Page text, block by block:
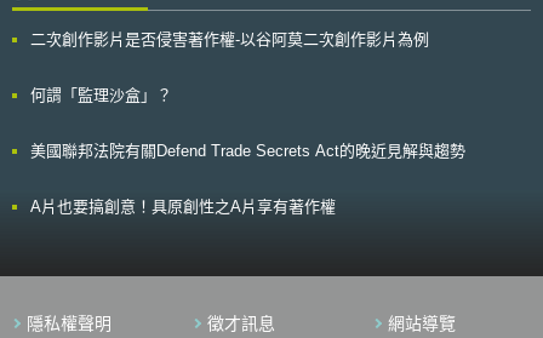
找非歐盟人才的歐盟人才資料庫（talent pool）計畫、女性創業和領導計
畫、新創公司員工有認股權（stock option）等。 （5）優化政策制定之流
共通定義，提升並強化政策的傳播及落實，並確保在歐洲創新理事會論壇
皆未針對自駕車之安全性與性能進行評估，因此NHTSA提出AV STEP，為
設計、開發與運行之安全性審查條件，以對現行FMVSS之豁免規定進行補
接管操作。 （2）完全由自駕系統操作之自駕車：監管著重於各種情況下皆
風險狀態。 除上述要求外，申請者皆須提供第三方機構之獨立評估報告、
說明自動駕駛系統故障之應對措施，並持續接受NHTSA監督。
二次創作影片是否侵害著作權-以谷阿莫二次創作影片為例
何謂「監理沙盒」？
美國聯邦法院有關Defend Trade Secrets Act的晚近見解與趨勢
A片也要搞創意！具原創性之A片享有著作權
隱私權聲明 徵才訊息 網站導覽